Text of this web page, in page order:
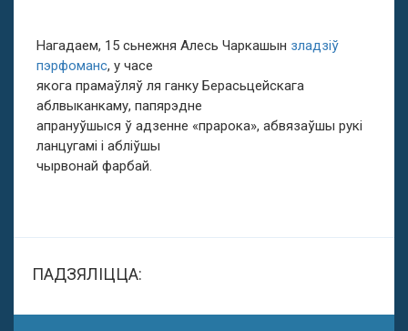
Нагадаем, 15 сьнежня Алесь Чаркашын зладзіў
пэрфоманс, у часе
якога прамаўляў ля ганку Берасьцейскага
аблвыканкаму, папярэдне
апрануўшыся ў адзенне «прарока», абвязаўшы рукі
ланцугамі і абліўшы
чырвонай фарбай.
ПАДЗЯЛІЦЦА: